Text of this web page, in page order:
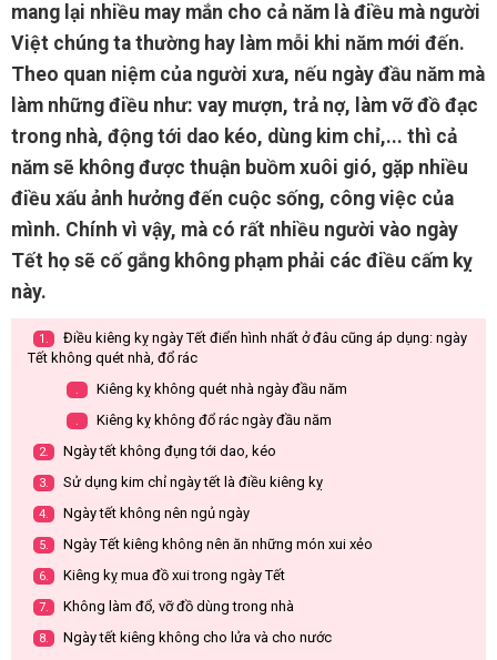
mang lại nhiều may mắn cho cả năm là điều mà người
Việt chúng ta thường hay làm mỗi khi năm mới đến.
Theo quan niệm của người xưa, nếu ngày đầu năm mà
làm những điều như: vay mượn, trả nợ, làm vỡ đồ đạc
trong nhà, động tới dao kéo, dùng kim chỉ,... thì cả
năm sẽ không được thuận buồm xuôi gió, gặp nhiều
điều xấu ảnh hưởng đến cuộc sống, công việc của
mình. Chính vì vậy, mà có rất nhiều người vào ngày
Tết họ sẽ cố gắng không phạm phải các điều cấm kỵ
này.
1.
Điều kiêng kỵ ngày Tết điển hình nhất ở đâu cũng áp dụng: ngày
Tết không quét nhà, đổ rác
. Kiêng kỵ không quét nhà ngày đầu năm
. Kiêng kỵ không đổ rác ngày đầu năm
2. Ngày tết không đụng tới dao, kéo
3. Sử dụng kim chỉ ngày tết là điều kiêng kỵ
4. Ngày tết không nên ngủ ngày
5. Ngày Tết kiêng không nên ăn những món xui xẻo
6. Kiêng kỵ mua đồ xui trong ngày Tết
7. Không làm đổ, vỡ đồ dùng trong nhà
8. Ngày tết kiêng không cho lửa và cho nước